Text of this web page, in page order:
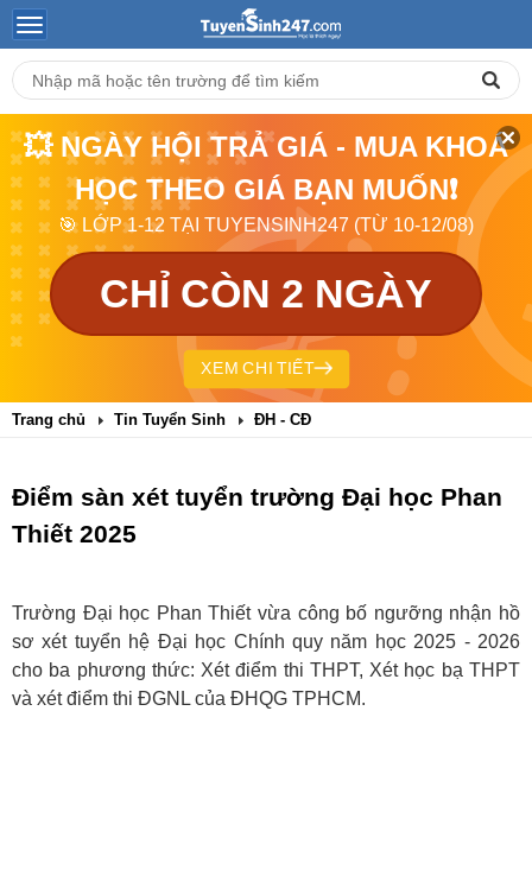
💥 NGÀY HỘI TRẢ GIÁ - MUA KHOÁ
HỌC THEO GIÁ BẠN MUỐN❗
🎯 LỚP 1-12 TẠI TUYENSINH247 (TỪ 10-12/08)
CHỈ CÒN 2 NGÀY
XEM CHI TIẾT
Trang chủ Tin Tuyển Sinh ĐH - CĐ
Điểm sàn xét tuyển trường Đại học Phan
Thiết 2025
Trường Đại học Phan Thiết vừa công bố ngưỡng nhận hồ
sơ xét tuyển hệ Đại học Chính quy năm học 2025 - 2026
cho ba phương thức: Xét điểm thi THPT, Xét học bạ THPT
và xét điểm thi ĐGNL của ĐHQG TPHCM.